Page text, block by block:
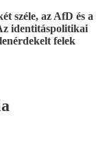
széle, az AfD és a
identitáspolitikai
felek